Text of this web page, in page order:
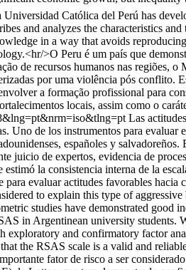
Católica del Perú has
and analyzes the characteristics
in a way that avoids
>O Peru é um país que
de recursos humanos nas regiões,
por uma violência pós conflito.
a formação profissional para
locais, assim como o
Las
Uno de los instrumentos para
españoles y
juicio de expertos, evidencia de
la consistencia interna de la
evaluar actitudes favorables
to explain this type of
studies have demonstrated
in Argentinean university
and confirmatory factor
the RSAS scale is a valid and
fator de risco a ser